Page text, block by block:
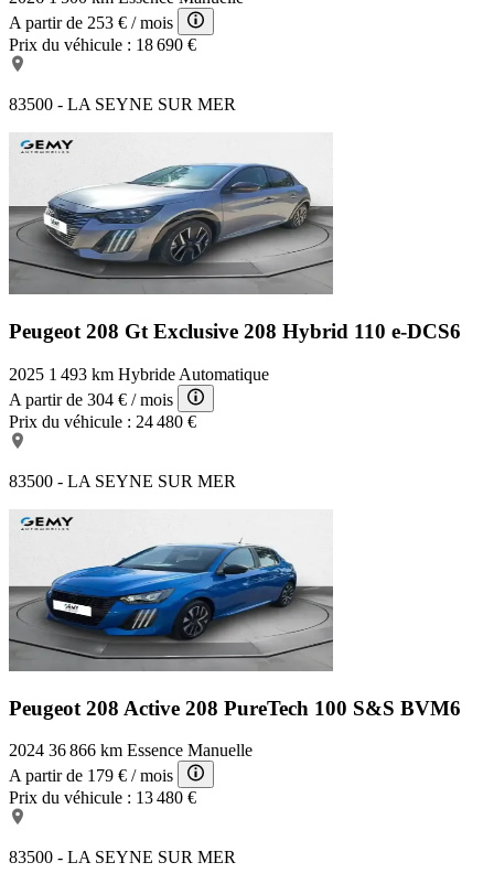
A partir de 253 € / mois
Prix du véhicule : 18 690 €
83500 - LA SEYNE SUR MER
Peugeot 208 Gt Exclusive 208 Hybrid 110 e-DCS6
2025 1 493 km Hybride Automatique
A partir de 304 € / mois
Prix du véhicule : 24 480 €
83500 - LA SEYNE SUR MER
Peugeot 208 Active 208 PureTech 100 S&S BVM6
2024 36 866 km Essence Manuelle
A partir de 179 € / mois
Prix du véhicule : 13 480 €
83500 - LA SEYNE SUR MER